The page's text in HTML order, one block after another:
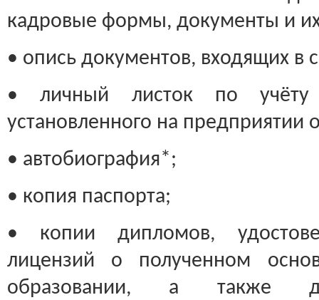
кадровые формы, документы и
• опись документов, входящих в
• личный листок по учёту
установленного на предприятии
• автобиография*;
• копия паспорта;
• копии дипломов,
лицензий о полученном
образовании, а также